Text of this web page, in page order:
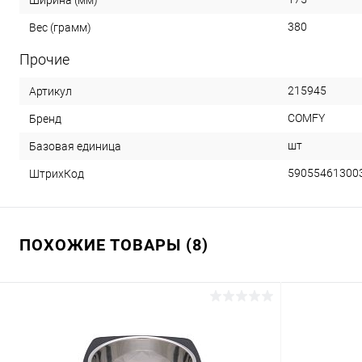
Вес (грамм) 380
Прочие
Артикул 215945
Бренд COMFY
Базовая единица шт
ШтрихКод
ПОХОЖИЕ ТОВАРЫ (8)